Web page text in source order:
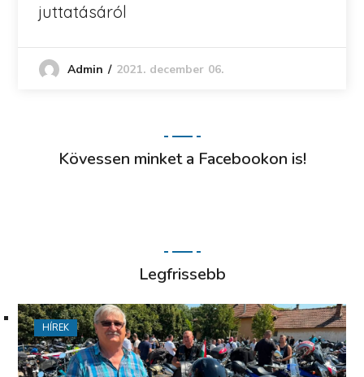
juttatásáról
Admin 2021. december 06.
Kövessen minket a Facebookon is!
Legfrissebb
HÍREK